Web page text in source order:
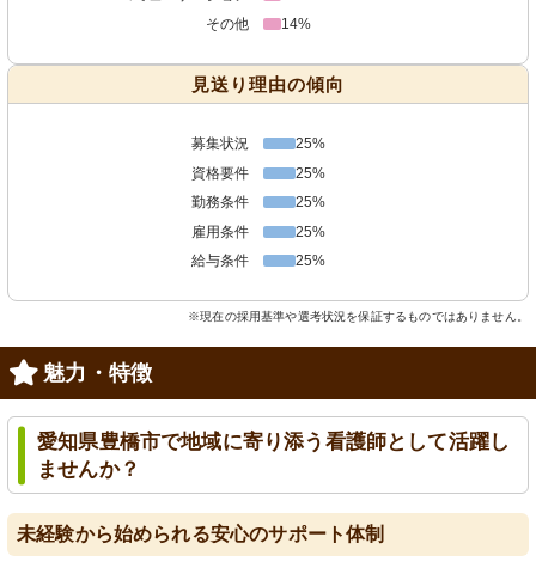
その他
14%
見送り理由の傾向
募集状況
25%
資格要件
25%
勤務条件
25%
雇用条件
25%
給与条件
25%
※現在の採用基準や選考状況を保証するものではありません。
魅力・特徴
愛知県豊橋市で地域に寄り添う看護師として活躍し
ませんか？
未経験から始められる安心のサポート体制